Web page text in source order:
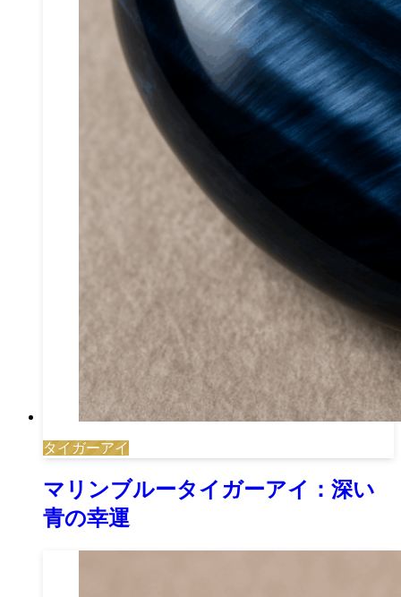
タイガーアイ
マリンブルータイガーアイ：深い
青の幸運